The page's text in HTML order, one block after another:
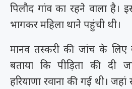
पिलौद गांव का रहने वाला
भागकर महिला थाने पहुंची थी।
मानव तस्करी की जांच के लिए
बताया कि पीड़िता की दी
हरियाणा रवाना की गई थी।